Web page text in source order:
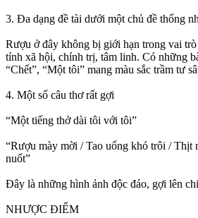
3. Đa dạng đề tài dưới một chủ đề thống
Rượu ở đây không bị giới hạn trong vai trò
tính xã hội, chính trị, tâm linh. Có những
“Chết”, “Một tôi” mang màu sắc trầm tư
4. Một số câu thơ rất gợi
“Một tiếng thở dài tôi với tôi”
“Rượu mày mời / Tao uống khó trôi / Thịt
nuốt”
Đây là những hình ảnh độc đáo, gợi lên
NHƯỢC ĐIỂM